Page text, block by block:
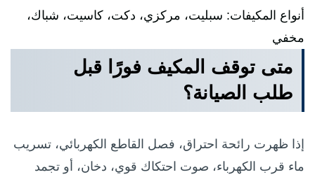
أنواع المكيفات: سبليت، مركزي، دكت، كاسيت، شباك،
مخفي
متى توقف المكيف فورًا قبل
طلب الصيانة؟
إذا ظهرت رائحة احتراق، فصل القاطع الكهربائي، تسريب
ماء قرب الكهرباء، صوت احتكاك قوي، دخان، أو تجمد